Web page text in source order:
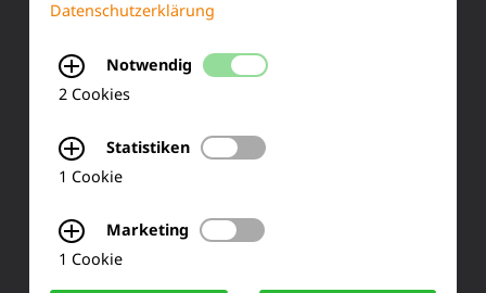
Siemensstraße 2
Tel.: +49 (0) 2273-567 0
Datenschutzerklärung
Notwendig
2 Cookies
Statistiken
1 Cookie
Marketing
1 Cookie